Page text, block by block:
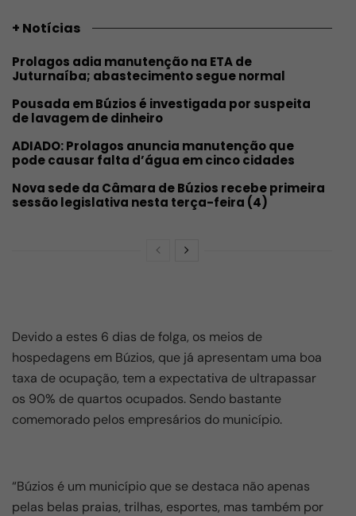
+ Notícias
Prolagos adia manutenção na ETA de
Juturnaíba; abastecimento segue normal
Pousada em Búzios é investigada por suspeita
de lavagem de dinheiro
ADIADO: Prolagos anuncia manutenção que
pode causar falta d’água em cinco cidades
Nova sede da Câmara de Búzios recebe primeira
sessão legislativa nesta terça-feira (4)
Devido a estes 6 dias de folga, os meios de
hospedagens em Búzios, que já apresentam uma boa
taxa de ocupação, tem a expectativa de ultrapassar
os 90% de quartos ocupados. Sendo bastante
comemorado pelos empresários do município.
“Búzios é um município que se destaca não apenas
pelas belas praias, trilhas, esportes, mas também por